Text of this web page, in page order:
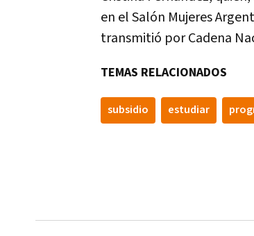
en el Salón Mujeres
transmitió por Cadena
TEMAS RELACIONADOS
subsidio estudiar